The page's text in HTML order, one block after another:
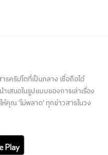
รคริปโตที่เป็นกลาง เชื่อถือได้
เสนอในรูปแบบของการเล่าเรื่อง
ห้คุณ 'ไม่พลาด' ทุกข่าวสารในวง